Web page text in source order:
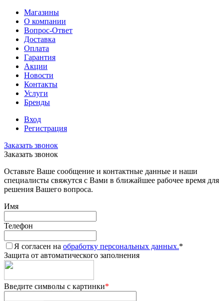
Магазины
О компании
Вопрос-Ответ
Доставка
Оплата
Гарантия
Акции
Новости
Контакты
Услуги
Бренды
Вход
Регистрация
Заказать звонок
Заказать звонок
Оставьте Ваше сообщение и контактные данные и наши
специалисты свяжутся с Вами в ближайшее рабочее время для
решения Вашего вопроса.
Имя
Телефон
Я согласен на обработку персональных данных.*
Защита от автоматического заполнения
Введите символы с картинки*